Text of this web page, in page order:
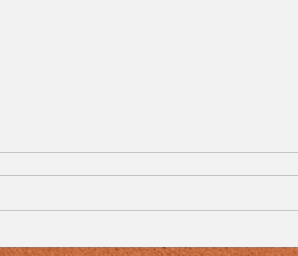
de fraude eletrônica